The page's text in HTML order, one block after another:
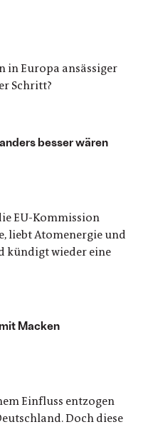
in Europa ansässiger
Schritt?
besser wären
EU-Kommission
liebt Atomenergie und
kündigt wieder eine
Macken
Einfluss entzogen
Doch diese